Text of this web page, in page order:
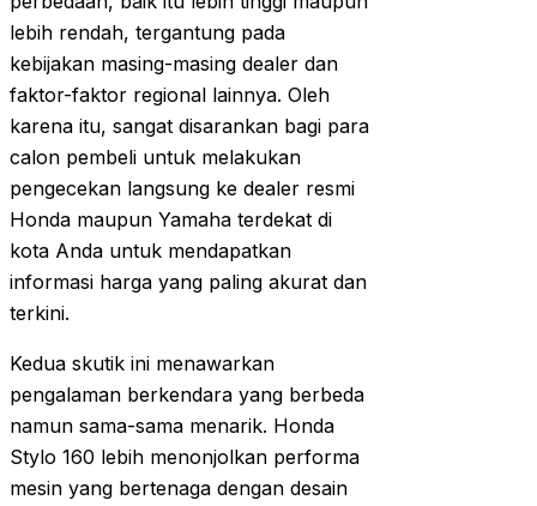
lebih rendah, tergantung pada
kebijakan masing-masing dealer dan
faktor-faktor regional lainnya. Oleh
karena itu, sangat disarankan bagi para
calon pembeli untuk melakukan
pengecekan langsung ke dealer resmi
Honda maupun Yamaha terdekat di
kota Anda untuk mendapatkan
informasi harga yang paling akurat dan
terkini.
Kedua skutik ini menawarkan
pengalaman berkendara yang berbeda
namun sama-sama menarik. Honda
Stylo 160 lebih menonjolkan performa
mesin yang bertenaga dengan desain